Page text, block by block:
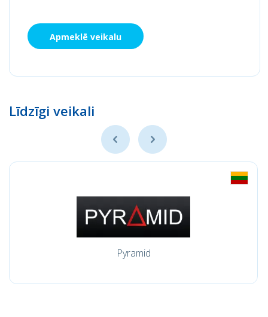
Apmeklē veikalu
Līdzīgi veikali
Pyramid